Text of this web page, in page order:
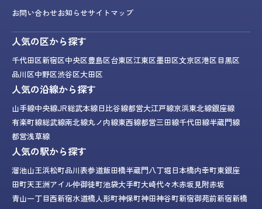
お問い合わせお知らせサイトマップ
人気の区から探す
千代田区新宿区中央区豊島区台東区江東区墨田区文京区港区目黒区
品川区中野区渋谷区大田区
人気の沿線から探す
山手線中央線JR総武本線日比谷線都営大江戸線京浜東北線銀座線
有楽町線総武線南北線丸ノ内線東西線都営三田線千代田線半蔵門線
都営浅草線
人気の駅から探す
溜池山王浜松町品川表参道飯田橋半蔵門八丁堀日本橋内幸町東銀座
田町天王洲アイル仲御徒町池袋大手町大崎代々木赤坂見附赤坂
青山一丁目西新宿水道橋人形町神保町神田神谷町新宿御苑前新宿新橋